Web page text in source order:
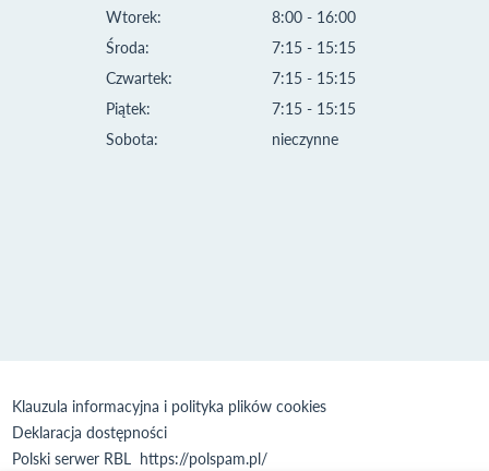
Wtorek:
Środa:
Czwartek:
Piątek:
Sobota:
8:00 - 16:00
7:15 - 15:15
7:15 - 15:15
7:15 - 15:15
nieczynne
Klauzula informacyjna i polityka plików cookies
Deklaracja dostępności
Polski serwer RBL https://polspam.pl/